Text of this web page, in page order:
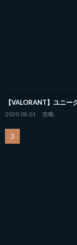
【VALORANT】ユニー
2020.08.01 攻略